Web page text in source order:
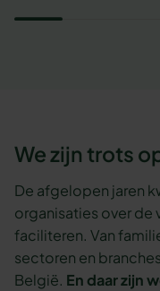
We zijn trots
De afgelopen jaren
organisaties over de
faciliteren. Van
sectoren en
België. En daar zijn